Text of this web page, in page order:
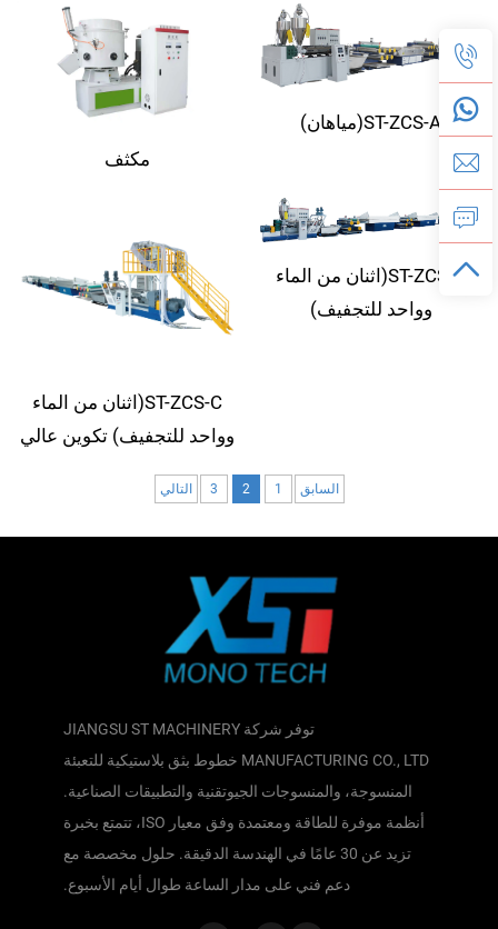
ST-ZCS-A(مياهان)
مكثف
ST-ZCS-B(اثنان من الماء
وواحد للتجفيف)
ST-ZCS-C(اثنان من الماء
وواحد للتجفيف) تكوين عالي
السابق 1
2
3 التالي
توفر شركة JIANGSU ST MACHINERY
MANUFACTURING CO., LTD خطوط بثق بلاستيكية للتعبئة
المنسوجة، والمنسوجات الجيوتقنية والتطبيقات الصناعية.
أنظمة موفرة للطاقة ومعتمدة وفق معيار ISO، تتمتع بخبرة
تزيد عن 30 عامًا في الهندسة الدقيقة. حلول مخصصة مع
دعم فني على مدار الساعة طوال أيام الأسبوع.